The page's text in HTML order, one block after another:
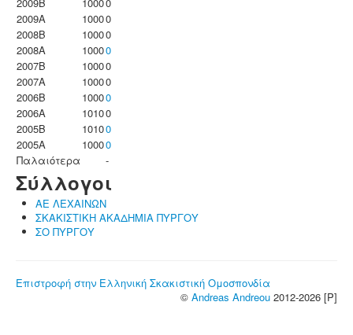
2009A
10000
2008B
10000
2008A
10000
2007B
10000
2007A
10000
2006B
10000
2006A
10100
2005B
10100
2005A
10000
Παλαιότερα
-
Σύλλογοι
ΑΕ ΛΕΧΑΙΝΩΝ
ΣΚΑΚΙΣΤΙΚΗ ΑΚΑΔΗΜΙΑ ΠΥΡΓΟΥ
ΣΟ ΠΥΡΓΟΥ
Επιστροφή στην Ελληνική Σκακιστική Ομοσπονδία
© Andreas Andreou 2012-2026 [P]